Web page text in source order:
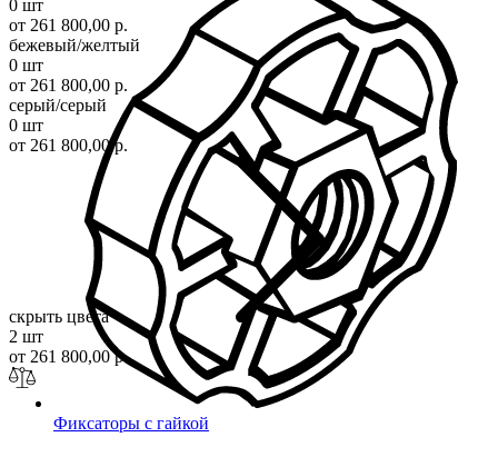
Фиксаторы с гайкой
0 шт
от 261 800,00 р.
бежевый/желтый
0 шт
от 261 800,00 р.
серый/серый
0 шт
от 261 800,00 р.
скрыть цвета
2 шт
от 261 800,00 р.